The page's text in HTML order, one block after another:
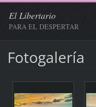
El Libertario
PARA EL DESPERTAR
Fotogalería